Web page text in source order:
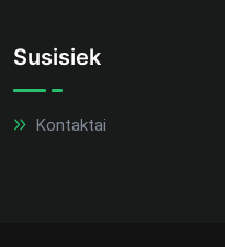
Susisiek
Kontaktai